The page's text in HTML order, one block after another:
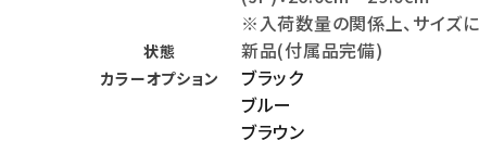
パンツ・ショーツ
アクセサリー
※入荷数量の関係上、サイズに
状態 新品(付属品完備)
カラーオプション
ブラック
ブルー
ブラウン